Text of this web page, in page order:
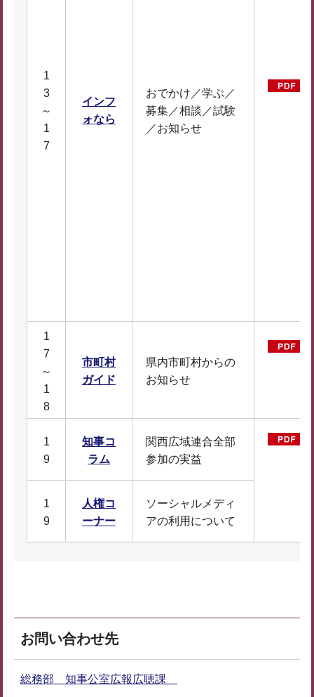
1
3
～
1
7
インフ
ォなら
おでかけ／学ぶ／
募集／相談／試験
／お知らせ
1
7
～
1
8
市町村
ガイド
県内市町村からの
お知らせ
1
9
知事コ
ラム
関西広域連合全部
参加の実益
1
9
人権コ
ーナー
ソーシャルメディ
アの利用について
お問い合わせ先
総務部 知事公室広報広聴課